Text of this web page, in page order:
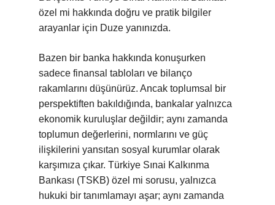
özel mi hakkında doğru ve pratik bilgiler
arayanlar için Duze yanınızda.
Bazen bir banka hakkında konuşurken
sadece finansal tabloları ve bilanço
rakamlarını düşünürüz. Ancak toplumsal bir
perspektiften bakıldığında, bankalar yalnızca
ekonomik kuruluşlar değildir; aynı zamanda
toplumun değerlerini, normlarını ve güç
ilişkilerini yansıtan sosyal kurumlar olarak
karşımıza çıkar. Türkiye Sınai Kalkınma
Bankası (TSKB) özel mi sorusu, yalnızca
hukuki bir tanımlamayı aşar; aynı zamanda